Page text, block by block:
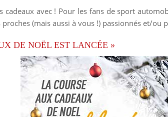
cadeaux avec ! Pour les fans de sport
(mais aussi à vous !) passionnés et/
DE NOËL EST LANCÉE »